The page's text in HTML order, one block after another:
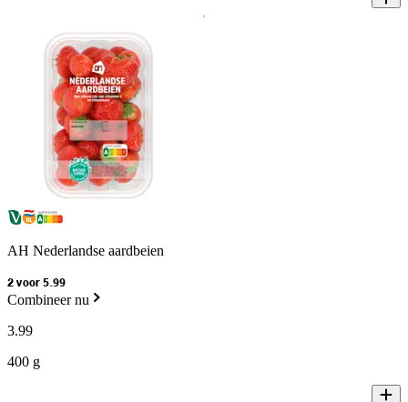
AH Nederlandse aardbeien
2 voor 5.99
Combineer nu
3.99
400 g